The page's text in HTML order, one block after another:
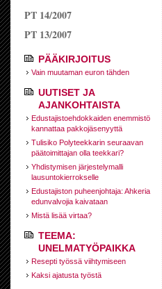
PT 14/2007
PT 13/2007
PÄÄKIRJOITUS
Vain muutaman euron tähden
UUTISET JA
AJANKOHTAISTA
Edustajistoehdokkaiden enemmistö
kannattaa pakkojäsenyyttä
Tulisiko Polyteekkarin seuraavan
päätoimittajan olla teekkari?
Yhdistymisen järjestelymalli
lausuntokierrokselle
Edustajiston puheenjohtaja: Ahkeria
edunvalvojia kaivataan
Mistä lisää virtaa?
TEEMA:
UNELMATYÖPAIKKA
Resepti työssä viihtymiseen
Kaksi ajatusta työstä